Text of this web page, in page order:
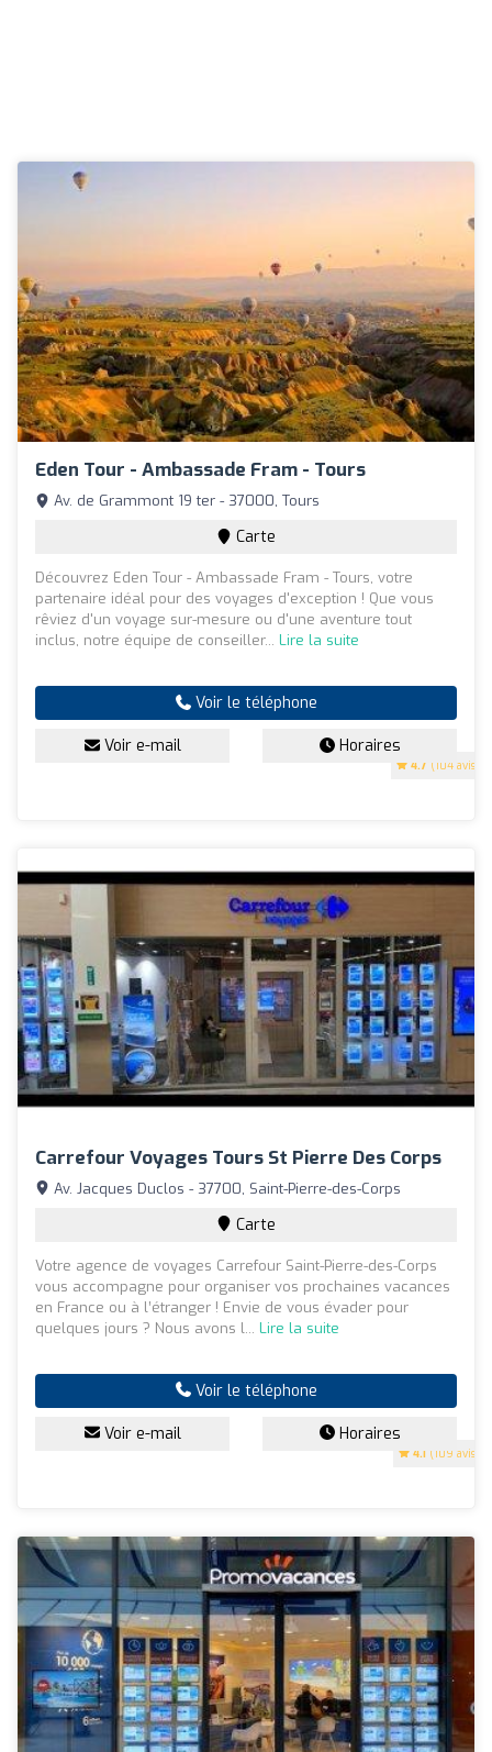
Eden Tour - Ambassade Fram - Tours
4.7 (104 avis)
Av. de Grammont 19 ter - 37000, Tours
Carte
Découvrez Eden Tour - Ambassade Fram - Tours, votre
partenaire idéal pour des voyages d'exception ! Que vous
rêviez d'un voyage sur-mesure ou d'une aventure tout
inclus, notre équipe de conseiller... Lire la suite
Voir le téléphone
Voir e-mail Horaires
Carrefour Voyages Tours St Pierre Des Corps
4.1 (109 avis)
Av. Jacques Duclos - 37700, Saint-Pierre-des-Corps
Carte
Votre agence de voyages Carrefour Saint-Pierre-des-Corps
vous accompagne pour organiser vos prochaines vacances
en France ou à l’étranger ! Envie de vous évader pour
quelques jours ? Nous avons l... Lire la suite
Voir le téléphone
Voir e-mail Horaires